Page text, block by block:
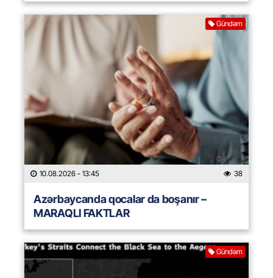
Gündəm
10.08.2026 - 13:45 38
Azərbaycanda qocalar da boşanır –
MARAQLI FAKTLAR
Gündəm